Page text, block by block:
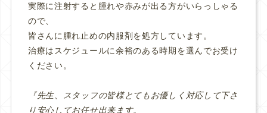
実際に注射すると腫れや赤みが出る方がいらっしゃる
ので、
皆さんに腫れ止めの内服剤を処方しています。
治療はスケジュールに余裕のある時期を選んでお受け
ください。
『先生、スタッフの皆様とてもお優しく対応して下さ
り安心してお任せ出来ます。